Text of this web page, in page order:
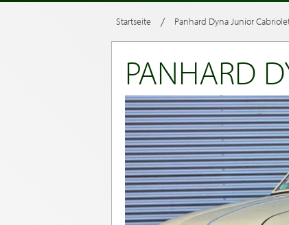
Startseite / Panhard Dyna Junior
PANHARD